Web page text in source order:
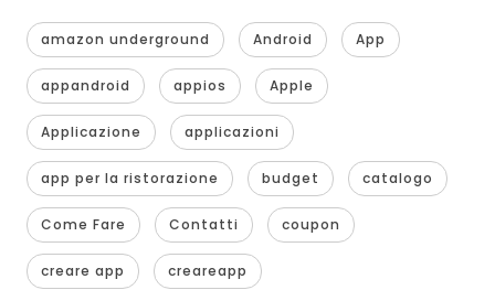
amazon underground Android App
appandroid appios Apple
Applicazione applicazioni
app per la ristorazione budget catalogo
Come Fare Contatti coupon
creare app creareapp